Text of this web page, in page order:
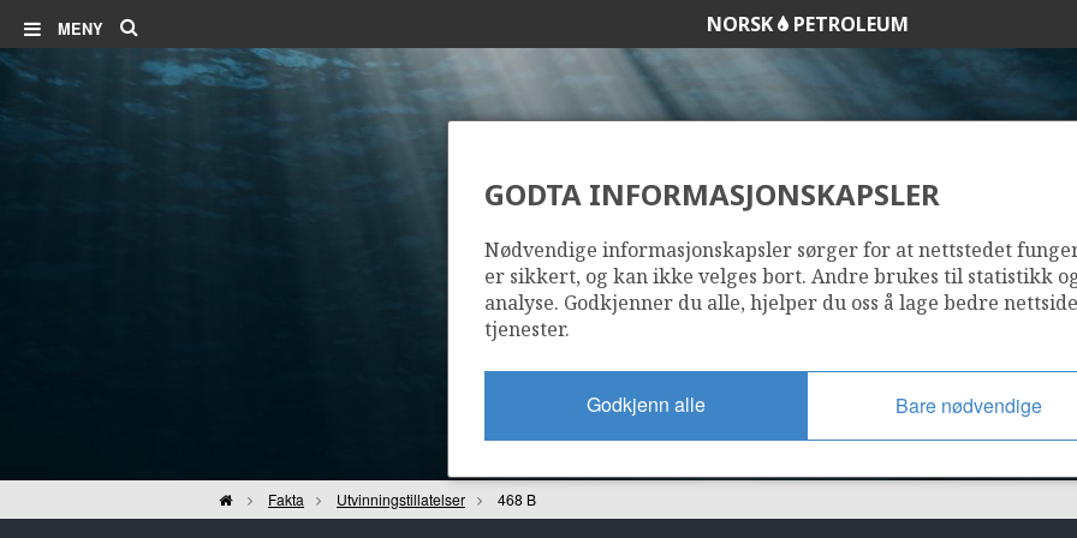
MENY NORSK PETROLEUM
468 B
Hjem Fakta Utvinningstillatelser 468 B
GODTA INFORMASJONSKAPSLER
Nødvendige informasjonskapsler sørger for at nettstedet
er sikkert, og kan ikke velges bort. Andre brukes til statistikk
analyse. Godkjenner du alle, hjelper du oss å lage bedre
tjenester.
Godkjenn alle Bare nødvendige